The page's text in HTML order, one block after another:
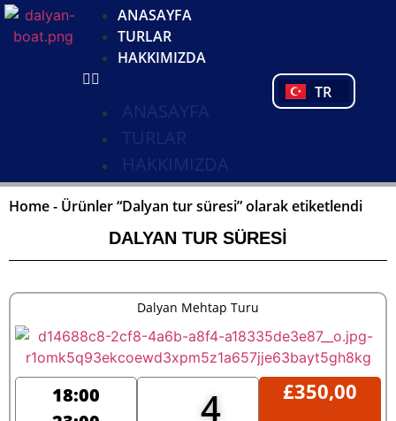
ANASAYFA
TURLAR
HAKKIMIZDA
ANASAYFA
TURLAR
HAKKIMIZDA
TR
PL
PT
Home- Ürünler “Dalyan tur süresi” olarak etiketlendi
DALYAN TUR SÜRESI
Dalyan Mehtap Turu
18:00
4 £350,00